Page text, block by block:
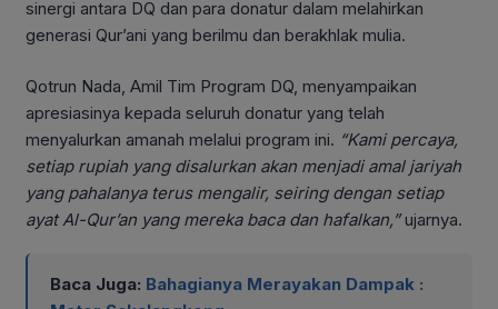
sinergi antara DQ dan para donatur dalam melahirkan
generasi Qur’ani yang berilmu dan berakhlak mulia.
Qotrun Nada, Amil Tim Program DQ, menyampaikan
apresiasinya kepada seluruh donatur yang telah
menyalurkan amanah melalui program ini. “Kami percaya,
setiap rupiah yang disalurkan akan menjadi amal jariyah
yang pahalanya terus mengalir, seiring dengan setiap
ayat Al-Qur’an yang mereka baca dan hafalkan,”ujarnya.
Baca Juga: Bahagianya Merayakan Dampak :